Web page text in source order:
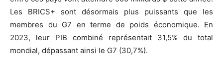
Les BRICS+ sont désormais plus puissants que les
membres du G7 en terme de poids économique. En
2023, leur PIB combiné représentait 31,5% du total
mondial, dépassant ainsi le G7 (30,7%).